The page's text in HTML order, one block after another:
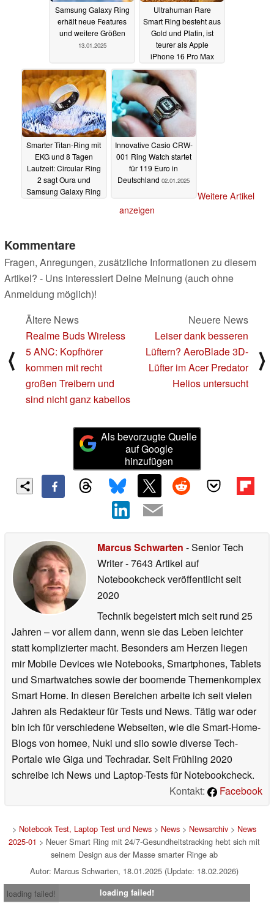
Samsung Galaxy Ring
erhält neue Features
und weitere Größen
13.01.2025
Ultrahuman Rare
Smart Ring besteht aus
Gold und Platin, ist
teurer als Apple
iPhone 16 Pro Max
07.01.2025
Smarter Titan-Ring mit
EKG und 8 Tagen
Laufzeit: Circular Ring
2 sagt Oura und
Samsung Galaxy Ring
Innovative Casio CRW-
001 Ring Watch startet
für 119 Euro in
Deutschland 02.01.2025
Weitere Artikel
anzeigen
Kommentare
Fragen, Anregungen, zusätzliche Informationen zu diesem
Artikel? - Uns interessiert Deine Meinung (auch ohne
Anmeldung möglich)!
⟨
Ältere News
Realme Buds Wireless
5 ANC: Kopfhörer
kommen mit recht
großen Treibern und
sind nicht ganz kabellos
Neuere News
Leiser dank besseren
Lüftern? AeroBlade 3D-
Lüfter im Acer Predator
Helios untersucht
⟩
Als bevorzugte Quelle
auf Google
hinzufügen
Marcus Schwarten - Senior Tech
Writer- 7643 Artikel auf
Notebookcheck veröffentlichtseit
2020
Technik begeistert mich seit rund 25
Jahren – vor allem dann, wenn sie das Leben leichter
statt komplizierter macht. Besonders am Herzen liegen
mir Mobile Devices wie Notebooks, Smartphones, Tablets
und Smartwatches sowie der boomende Themenkomplex
Smart Home. In diesen Bereichen arbeite ich seit vielen
Jahren als Redakteur für Tests und News. Tätig war oder
bin ich für verschiedene Webseiten, wie die Smart-Home-
Blogs von homee, Nuki und siio sowie diverse Tech-
Portale wie Giga und Techradar. Seit Frühling 2020
schreibe ich News und Laptop-Tests für Notebookcheck.
Kontakt:
Facebook
> Notebook Test, Laptop Test und News> News> Newsarchiv> News
2025-01 > Neuer Smart Ring mit 24/7-Gesundheitstracking hebt sich mit
seinem Design aus der Masse smarter Ringe ab
Autor: Marcus Schwarten, 18.01.2025 (Update: 18.02.2026)
loading failed!
loading failed!